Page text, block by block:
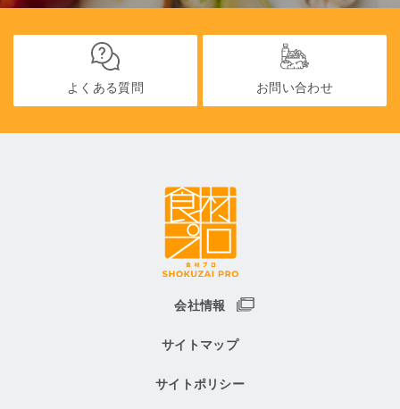
よくある質問 お問い合わせ
会社情報
サイトマップ
サイトポリシー